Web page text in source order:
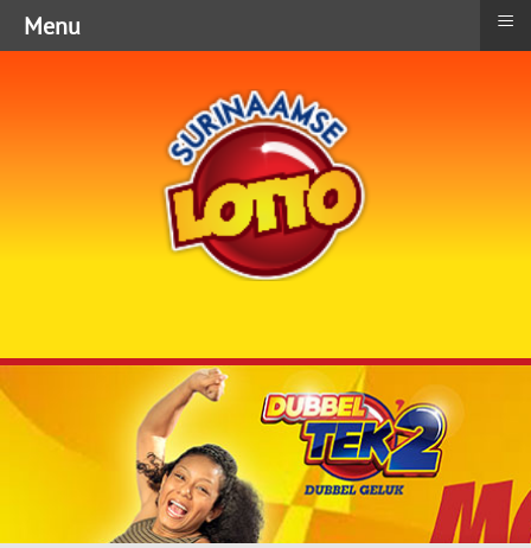
Menu ≡